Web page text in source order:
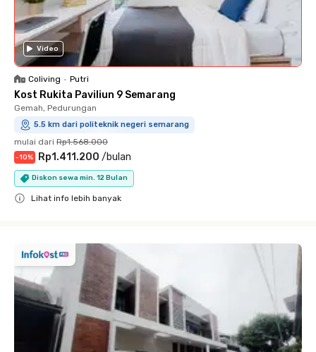
Video
Coliving • Putri
Kost Rukita Paviliun 9 Semarang
Gemah, Pedurungan
5.5 km dari politeknik negeri semarang
mulai dari Rp1.568.000
-10% Rp1.411.200 /bulan
Diskon sewa min. 12 Bulan
Lihat info lebih banyak